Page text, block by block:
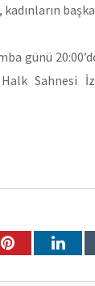
günü
Sahnesi
Pinterest